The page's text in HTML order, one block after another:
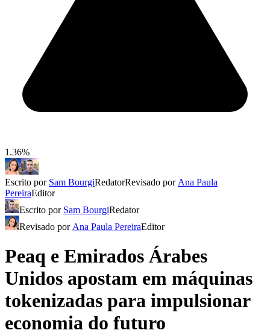
1.36%
Escrito por Sam BourgiRedatorRevisado por Ana Paula
PereiraEditor
Escrito por Sam BourgiRedator
Revisado por Ana Paula PereiraEditor
Peaq e Emirados Árabes
Unidos apostam em máquinas
tokenizadas para impulsionar
economia do futuro